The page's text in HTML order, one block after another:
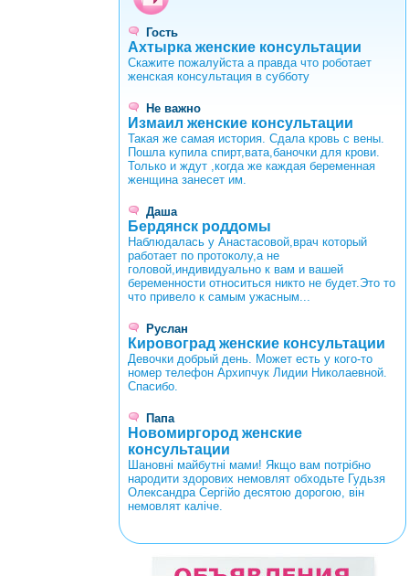
Гость
Ахтырка женские консультации
Скажите пожалуйста а правда что роботает
женская консультация в субботу
Не важно
Измаил женские консультации
Такая же самая история. Сдала кровь с вены.
Пошла купила спирт,вата,баночки для крови.
Только и ждут ,когда же каждая беременная
женщина занесет им.
Даша
Бердянск роддомы
Наблюдалась у Анастасовой,врач который
работает по протоколу,а не
головой,индивидуально к вам и вашей
беременности относиться никто не будет.Это то
что привело к самым ужасным...
Руслан
Кировоград женские консультации
Девочки добрый день. Может есть у кого-то
номер телефон Архипчук Лидии Николаевной.
Спасибо.
Папа
Новомиргород женские
консультации
Шановні майбутні мами! Якщо вам потрібно
народити здорових немовлят обходьте Гудьзя
Олександра Сергійо десятою дорогою, він
немовлят каліче.